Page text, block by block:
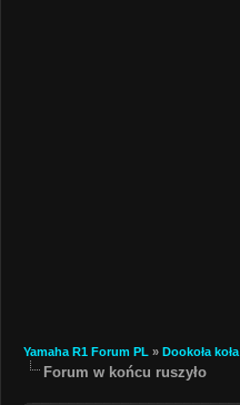
Yamaha R1 Forum PL » Dookoła koła
Forum w końcu ruszyło